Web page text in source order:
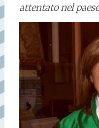
attentato nel